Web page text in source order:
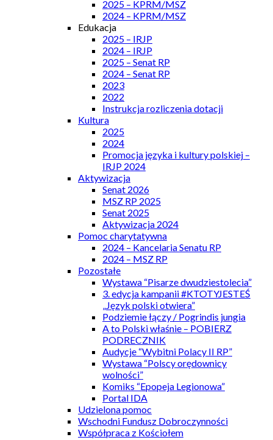
2025 – KPRM/MSZ
2024 – KPRM/MSZ
Edukacja
2025 – IRJP
2024 – IRJP
2025 – Senat RP
2024 – Senat RP
2023
2022
Instrukcja rozliczenia dotacji
Kultura
2025
2024
Promocja języka i kultury polskiej –
IRJP 2024
Aktywizacja
Senat 2026
MSZ RP 2025
Senat 2025
Aktywizacja 2024
Pomoc charytatywna
2024 – Kancelaria Senatu RP
2024 – MSZ RP
Pozostałe
Wystawa “Pisarze dwudziestolecia”
3. edycja kampanii #KTOTYJESTEŚ
„Język polski otwiera”
Podziemie łączy / Pogrindis jungia
A to Polski właśnie – POBIERZ
PODRECZNIK
Audycje “Wybitni Polacy II RP”
Wystawa “Polscy orędownicy
wolności”
Komiks “Epopeja Legionowa”
Portal IDA
Udzielona pomoc
Wschodni Fundusz Dobroczynności
Współpraca z Kościołem